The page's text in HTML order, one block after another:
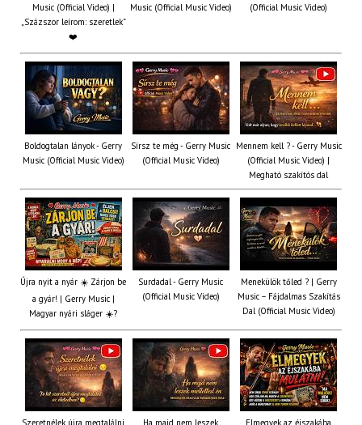
Music (Official Video) |
„Százszor leírom: szeretlek”
❤️
Music (Official Music Video)
(Official Music Video)
Boldogtalan lányok - Gerry
Music (Official Music Video)
Sírsz te még - Gerry Music
(Official Music Video)
Mennem kell ? - Gerry Music
(Official Music Video) |
Megható szakítós dal
Újra nyit a nyár ☀️ Zárjon be
a gyár! | Gerry Music |
Magyar nyári sláger ☀️?
Surdadal - Gerry Music
(Official Music Video)
Menekülök tőled ? | Gerry
Music – Fájdalmas Szakítás
Dal (Official Music Video)